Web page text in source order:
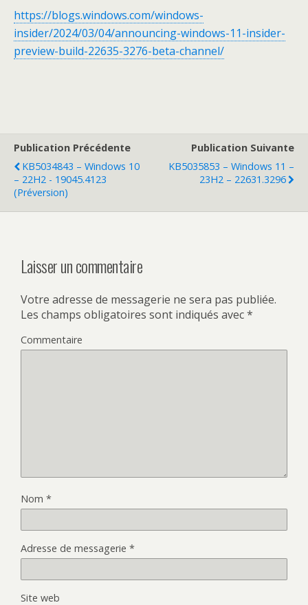
https://blogs.windows.com/windows-
insider/2024/03/04/announcing-windows-11-insider-
preview-build-22635-3276-beta-channel/
Publication Précédente
KB5034843 – Windows 10
– 22H2 - 19045.4123
(Préversion)
Publication Suivante
KB5035853 – Windows 11 –
23H2 – 22631.3296
Laisser un commentaire
Votre adresse de messagerie ne sera pas publiée.
Les champs obligatoires sont indiqués avec*
Commentaire
Nom *
Adresse de messagerie *
Site web